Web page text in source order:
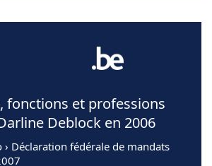
fonctions et professions
Deblock en 2006
› Déclaration fédérale de mandats